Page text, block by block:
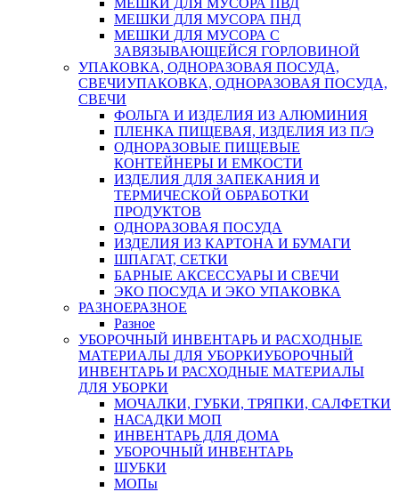
МЕШКИ ДЛЯ МУСОРА ПВД
МЕШКИ ДЛЯ МУСОРА ПНД
МЕШКИ ДЛЯ МУСОРА С
ЗАВЯЗЫВАЮЩЕЙСЯ ГОРЛОВИНОЙ
УПАКОВКА, ОДНОРАЗОВАЯ ПОСУДА,
СВЕЧИУПАКОВКА, ОДНОРАЗОВАЯ ПОСУДА,
СВЕЧИ
ФОЛЬГА И ИЗДЕЛИЯ ИЗ АЛЮМИНИЯ
ПЛЕНКА ПИЩЕВАЯ, ИЗДЕЛИЯ ИЗ П/Э
ОДНОРАЗОВЫЕ ПИЩЕВЫЕ
КОНТЕЙНЕРЫ И ЕМКОСТИ
ИЗДЕЛИЯ ДЛЯ ЗАПЕКАНИЯ И
ТЕРМИЧЕСКОЙ ОБРАБОТКИ
ПРОДУКТОВ
ОДНОРАЗОВАЯ ПОСУДА
ИЗДЕЛИЯ ИЗ КАРТОНА И БУМАГИ
ШПАГАТ, СЕТКИ
БАРНЫЕ АКСЕССУАРЫ И СВЕЧИ
ЭКО ПОСУДА И ЭКО УПАКОВКА
РАЗНОЕРАЗНОЕ
Разное
УБОРОЧНЫЙ ИНВЕНТАРЬ И РАСХОДНЫЕ
МАТЕРИАЛЫ ДЛЯ УБОРКИУБОРОЧНЫЙ
ИНВЕНТАРЬ И РАСХОДНЫЕ МАТЕРИАЛЫ
ДЛЯ УБОРКИ
МОЧАЛКИ, ГУБКИ, ТРЯПКИ, САЛФЕТКИ
НАСАДКИ МОП
ИНВЕНТАРЬ ДЛЯ ДОМА
УБОРОЧНЫЙ ИНВЕНТАРЬ
ШУБКИ
МОПы